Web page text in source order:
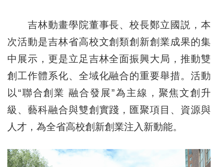
吉林動畫學院董事長、校長鄭立國説，本
次活動是吉林省高校文創類創新創業成果的集
中展示，更是立足吉林全面振興大局，推動雙
創工作體系化、全域化融合的重要舉措。活動
以“聯合創業 融合發展”為主線，聚焦文創升
級、藝科融合與雙創實踐，匯聚項目、資源與
人才，為全省高校創新創業注入新動能。